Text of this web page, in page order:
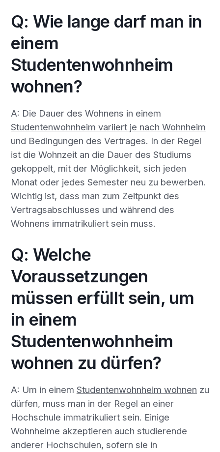
Q: Wie lange darf man in
einem
Studentenwohnheim
wohnen?
A: Die Dauer des Wohnens in einem
Studentenwohnheim variiert je nach Wohnheim
und Bedingungen des Vertrages. In der Regel
ist die Wohnzeit an die Dauer des Studiums
gekoppelt, mit der Möglichkeit, sich jeden
Monat oder jedes Semester neu zu bewerben.
Wichtig ist, dass man zum Zeitpunkt des
Vertragsabschlusses und während des
Wohnens immatrikuliert sein muss.
Q: Welche
Voraussetzungen
müssen erfüllt sein, um
in einem
Studentenwohnheim
wohnen zu dürfen?
A: Um in einem Studentenwohnheim wohnen zu
dürfen, muss man in der Regel an einer
Hochschule immatrikuliert sein. Einige
Wohnheime akzeptieren auch studierende
anderer Hochschulen, sofern sie in